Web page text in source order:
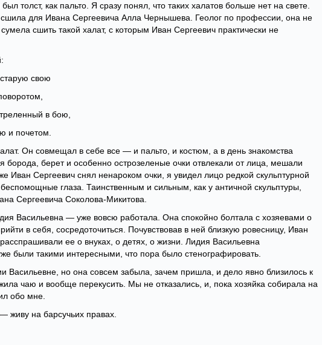
толст, как пальто. Я сразу понял, что таких халатов больше нет на свете.
сшила для Ивана Сергеевича Алла Чернышева. Геолог по профессии, она не
сшить такой халат, с которым Иван Сергеевич практически не
свою
в бою,
и почетом.
Он совмещал в себе все — и пальто, и костюм, а в день знакомства
борода, берет и особенно острозеленые очки отвлекали от лица, мешали
Иван Сергеевич снял ненароком очки, я увидел лицо редкой скульптурной
глаза. Таинственным и сильным, как у античной скульптуры,
Сергеевича Соколова-Микитова.
Васильевна — уже вовсю работала. Она спокойно болтала с хозяевами о
в себя, сосредоточиться. Почувствовав в ней близкую ровесницу, Иван
ее о внуках, о детях, о жизни. Лидия Васильевна
были такими интересными, что пора было стенографировать.
Васильевне, но она совсем забыла, зачем пришла, и дело явно близилось к
чаю и вообще перекусить. Мы не отказались, и, пока хозяйка собирала на
обо мне.
на барсучьих правах.